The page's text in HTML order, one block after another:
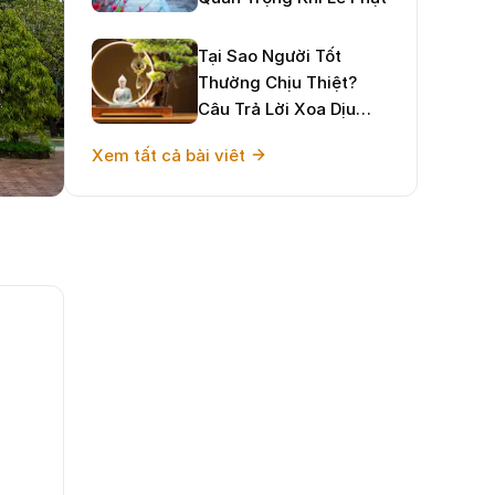
Tại Sao Người Tốt
Thường Chịu Thiệt?
Câu Trả Lời Xoa Dịu
Hướng Sống Hạnh Phúc
Xem tất cả bài viêt